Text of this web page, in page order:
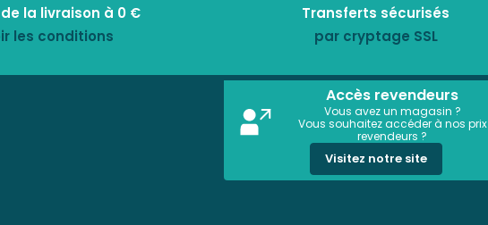
la livraison à 0 €
les conditions
Transferts sécurisés
par cryptage SSL
Accès revendeurs
Vous avez un magasin ?
Vous souhaitez accéder à nos prix
revendeurs ?
Visitez notre site